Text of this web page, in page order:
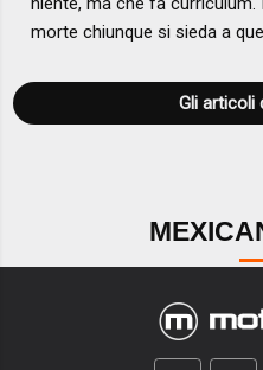
morte chiunque si sieda a
Gli articoli